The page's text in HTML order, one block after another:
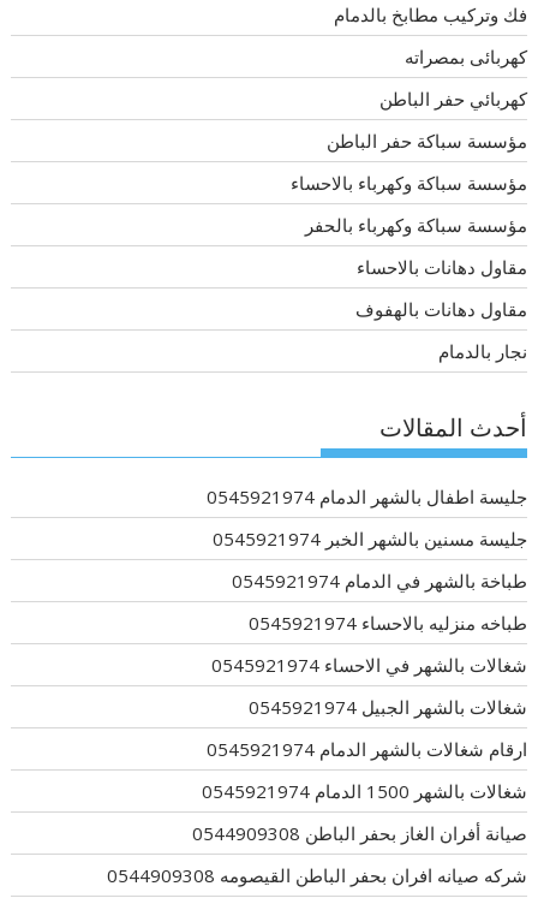
فك وتركيب مطابخ بالدمام
كهربائى بمصراته
كهربائي حفر الباطن
مؤسسة سباكة حفر الباطن
مؤسسة سباكة وكهرباء بالاحساء
مؤسسة سباكة وكهرباء بالحفر
مقاول دهانات بالاحساء
مقاول دهانات بالهفوف
نجار بالدمام
أحدث المقالات
جليسة اطفال بالشهر الدمام 0545921974
جليسة مسنين بالشهر الخبر 0545921974
طباخة بالشهر في الدمام 0545921974
طباخه منزليه بالاحساء 0545921974
شغالات بالشهر في الاحساء 0545921974
شغالات بالشهر الجبيل 0545921974
ارقام شغالات بالشهر الدمام 0545921974
شغالات بالشهر 1500 الدمام 0545921974
صيانة أفران الغاز بحفر الباطن 0544909308
شركه صيانه افران بحفر الباطن القيصومه 0544909308